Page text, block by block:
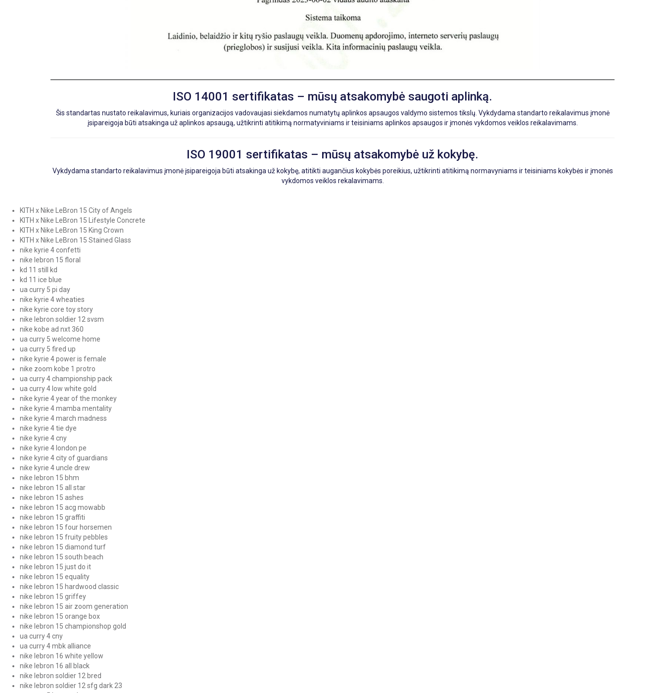
ISO 14001 sertifikatas – mūsų atsakomybė saugoti aplinką.
Šis standartas nustato reikalavimus, kuriais organizacijos vadovaujasi siekdamos numatytų aplinkos apsaugos valdymo sistemos tikslų. Vykdydama standarto reikalavimus įmonė
įsipareigoja būti atsakinga už aplinkos apsaugą, užtikrinti atitikimą normatyviniams ir teisiniams aplinkos apsaugos ir įmonės vykdomos veiklos reikalavimams.
ISO 19001 sertifikatas – mūsų atsakomybė už kokybę.
Vykdydama standarto reikalavimus įmonė įsipareigoja būti atsakinga už kokybę, atitikti augančius kokybės poreikius, užtikrinti atitikimą normavyniams ir teisiniams kokybės ir įmonės
vykdomos veiklos rekalavimams.
KITH x Nike LeBron 15 City of Angels
KITH x Nike LeBron 15 Lifestyle Concrete
KITH x Nike LeBron 15 King Crown
KITH x Nike LeBron 15 Stained Glass
nike kyrie 4 confetti
nike lebron 15 floral
kd 11 still kd
kd 11 ice blue
ua curry 5 pi day
nike kyrie 4 wheaties
nike kyrie core toy story
nike lebron soldier 12 svsm
nike kobe ad nxt 360
ua curry 5 welcome home
ua curry 5 fired up
nike kyrie 4 power is female
nike zoom kobe 1 protro
ua curry 4 championship pack
ua curry 4 low white gold
nike kyrie 4 year of the monkey
nike kyrie 4 mamba mentality
nike kyrie 4 march madness
nike kyrie 4 tie dye
nike kyrie 4 cny
nike kyrie 4 london pe
nike kyrie 4 city of guardians
nike kyrie 4 uncle drew
nike lebron 15 bhm
nike lebron 15 all star
nike lebron 15 ashes
nike lebron 15 acg mowabb
nike lebron 15 graffiti
nike lebron 15 four horsemen
nike lebron 15 fruity pebbles
nike lebron 15 diamond turf
nike lebron 15 south beach
nike lebron 15 just do it
nike lebron 15 equality
nike lebron 15 hardwood classic
nike lebron 15 griffey
nike lebron 15 air zoom generation
nike lebron 15 orange box
nike lebron 15 championshop gold
ua curry 4 cny
ua curry 4 mbk alliance
nike lebron 16 white yellow
nike lebron 16 all black
nike lebron soldier 12 bred
nike lebron soldier 12 sfg dark 23